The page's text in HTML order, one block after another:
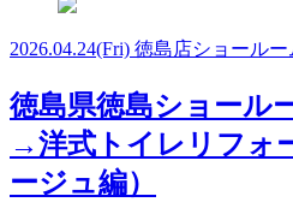
2026.04.24(Fri) 徳島店ショールー
徳島県徳島ショー
→洋式トイレリフォ
ージュ編）